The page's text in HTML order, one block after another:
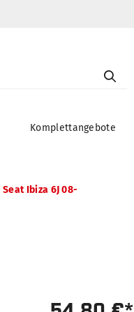
Komplettangebote
Seat Ibiza 6J 08-